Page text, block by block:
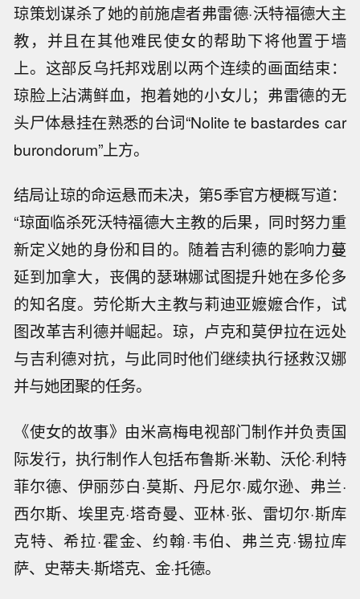
琼策划谋杀了她的前施虐者弗雷德·沃特福德大主
教，并且在其他难民使女的帮助下将他置于墙
上。这部反乌托邦戏剧以两个连续的画面结束：
琼脸上沾满鲜血，抱着她的小女儿；弗雷德的无
头尸体悬挂在熟悉的台词“Nolite te bastardes car
burondorum”上方。
结局让琼的命运悬而未决，第5季官方梗概写道：
“琼面临杀死沃特福德大主教的后果，同时努力重
新定义她的身份和目的。随着吉利德的影响力蔓
延到加拿大，丧偶的瑟琳娜试图提升她在多伦多
的知名度。劳伦斯大主教与莉迪亚嬷嬷合作，试
图改革吉利德并崛起。琼，卢克和莫伊拉在远处
与吉利德对抗，与此同时他们继续执行拯救汉娜
并与她团聚的任务。
《使女的故事》由米高梅电视部门制作并负责国
际发行，执行制作人包括布鲁斯·米勒、沃伦·利特
菲尔德、伊丽莎白·莫斯、丹尼尔·威尔逊、弗兰·
西尔斯、埃里克·塔奇曼、亚林·张、雷切尔·斯库
克特、希拉·霍金、约翰·韦伯、弗兰克·锡拉库
萨、史蒂夫·斯塔克、金·托德。